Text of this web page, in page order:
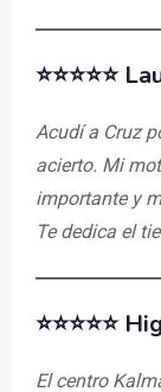
⭐⭐⭐⭐⭐
Acudí a Cruz
acierto. Mi
importante y
Te dedica el
⭐⭐⭐⭐⭐
El centro